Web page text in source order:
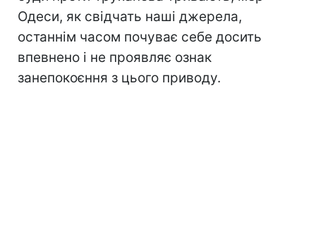
Одеси, як свідчать наші джерела,
останнім часом почуває себе досить
впевнено і не проявляє ознак
занепокоєння з цього приводу.